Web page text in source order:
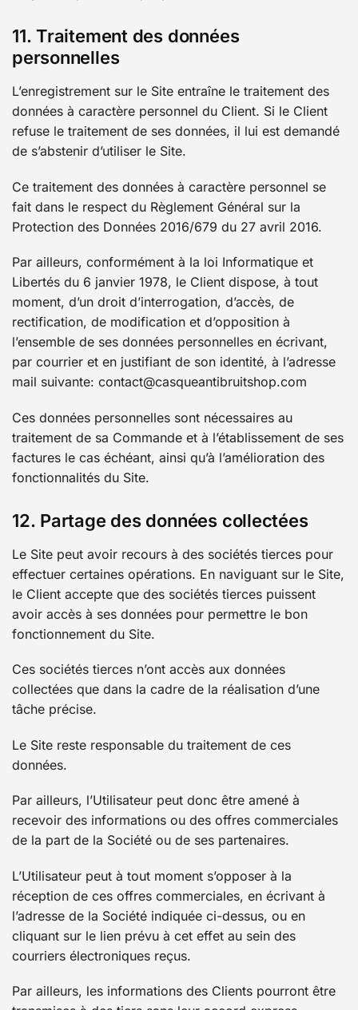
11. Traitement des données
personnelles
L’enregistrement sur le Site entraîne le traitement des
données à caractère personnel du Client. Si le Client
refuse le traitement de ses données, il lui est demandé
de s’abstenir d’utiliser le Site.
Ce traitement des données à caractère personnel se
fait dans le respect du Règlement Général sur la
Protection des Données 2016/679 du 27 avril 2016.
Par ailleurs, conformément à la loi Informatique et
Libertés du 6 janvier 1978, le Client dispose, à tout
moment, d’un droit d’interrogation, d’accès, de
rectification, de modification et d’opposition à
l’ensemble de ses données personnelles en écrivant,
par courrier et en justifiant de son identité, à l’adresse
mail suivante: contact@casqueantibruitshop.com
Ces données personnelles sont nécessaires au
traitement de sa Commande et à l’établissement de ses
factures le cas échéant, ainsi qu’à l’amélioration des
fonctionnalités du Site.
12. Partage des données collectées
Le Site peut avoir recours à des sociétés tierces pour
effectuer certaines opérations. En naviguant sur le Site,
le Client accepte que des sociétés tierces puissent
avoir accès à ses données pour permettre le bon
fonctionnement du Site.
Ces sociétés tierces n’ont accès aux données
collectées que dans la cadre de la réalisation d’une
tâche précise.
Le Site reste responsable du traitement de ces
données.
Par ailleurs, l’Utilisateur peut donc être amené à
recevoir des informations ou des offres commerciales
de la part de la Société ou de ses partenaires.
L’Utilisateur peut à tout moment s’opposer à la
réception de ces offres commerciales, en écrivant à
l’adresse de la Société indiquée ci-dessus, ou en
cliquant sur le lien prévu à cet effet au sein des
courriers électroniques reçus.
Par ailleurs, les informations des Clients pourront être